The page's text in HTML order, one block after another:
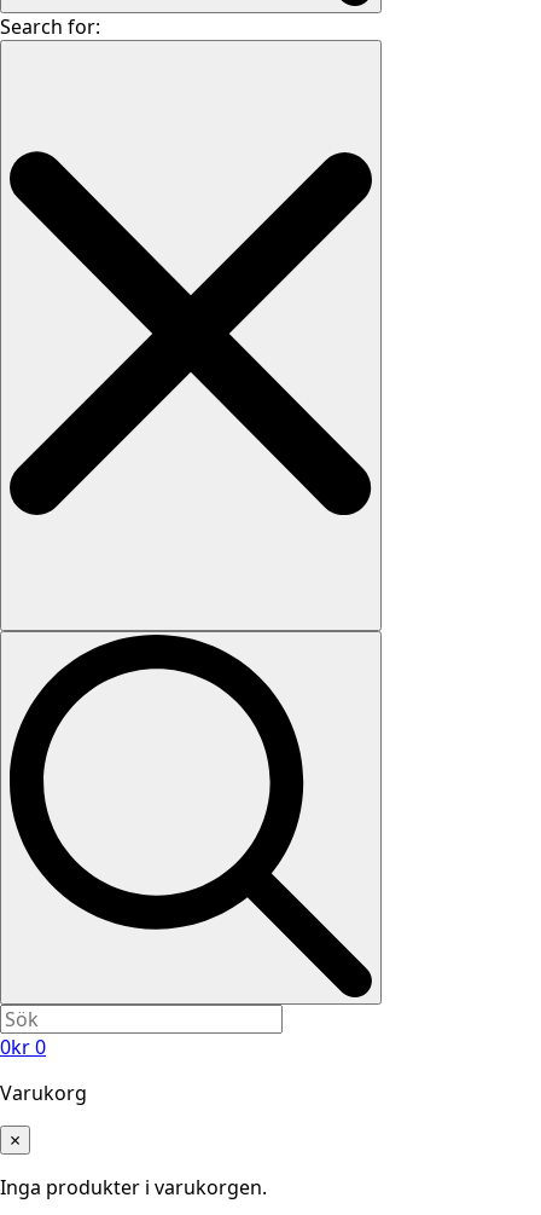
Search for:
0kr0
Varukorg
×
Inga produkter i varukorgen.